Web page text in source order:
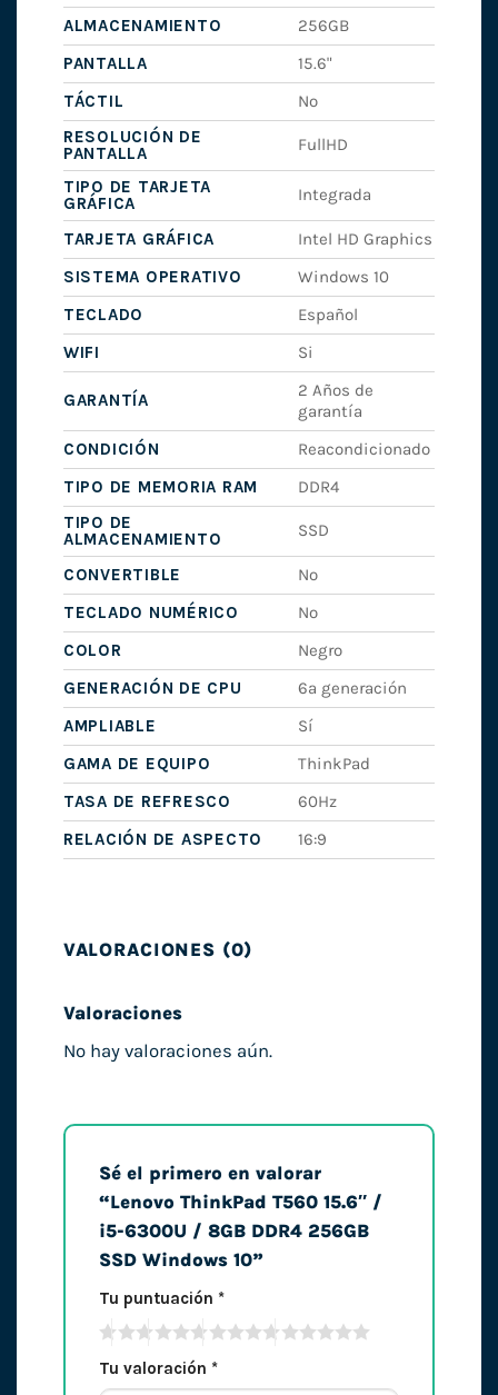
ALMACENAMIENTO
256GB
PANTALLA
15.6"
TÁCTIL
No
RESOLUCIÓN DE
PANTALLA
FullHD
TIPO DE TARJETA
GRÁFICA
Integrada
TARJETA GRÁFICA
Intel HD Graphics
SISTEMA OPERATIVO
Windows 10
TECLADO
Español
WIFI
Si
GARANTÍA
2 Años de
garantía
CONDICIÓN
Reacondicionado
TIPO DE MEMORIA RAM
DDR4
TIPO DE
ALMACENAMIENTO
SSD
CONVERTIBLE
No
TECLADO NUMÉRICO
No
COLOR
Negro
GENERACIÓN DE CPU
6ª generación
AMPLIABLE
Sí
GAMA DE EQUIPO
ThinkPad
TASA DE REFRESCO
60Hz
RELACIÓN DE ASPECTO
16:9
VALORACIONES (0)
Valoraciones
No hay valoraciones aún.
Sé el primero en valorar
“Lenovo ThinkPad T560 15.6″ /
i5-6300U / 8GB DDR4 256GB
SSD Windows 10”
Tu puntuación *
Tu valoración *